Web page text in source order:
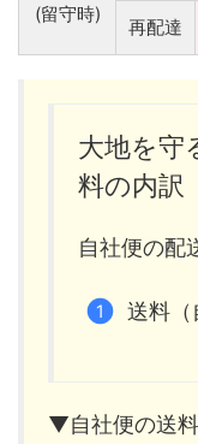
(留守時)
再配達
大地を守
料の内訳
自社便の
送料（
▼自社便の送料